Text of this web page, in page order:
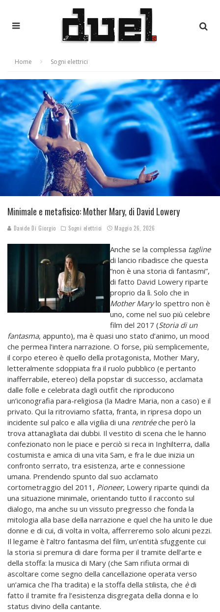
Home Sogni elettrici
Minimale e metafisico: Mother Mary, di David Lowery
Davide Di Giorgio Sogni elettrici Maggio 26, 2026
Anche se la complessa tagline
di lancio ribadisce che questa
“non è una storia di fantasmi”,
di fatto David Lowery riparte
proprio da lì. Solo che in
Mother Marylo spettro non è
uno, come nel suo più celebre
film del 2017 (Storia di un
fantasma, appunto), ma è quasi uno stato d’animo, un mood
che permea l’intera narrazione. O forse, più semplicemente,
il corpo etereo è quello della protagonista, Mother Mary,
letteralmente sdoppiata fra il ruolo pubblico (e pertanto
inafferrabile, etereo) della popstar di successo, acclamata
dalle folle e celebrata dagli outfit che riproducono
un’iconografia para-religiosa (la Madre Maria, non a caso) e il
privato. Qui la ritroviamo sfatta, franta, in ripresa dopo un
incidente sul palco e alla vigilia di una rentréeche però la
trova attanagliata dai dubbi. Il vestito di scena che le hanno
confezionato non le piace e perciò si reca in Inghilterra, dalla
costumista e amica di una vita Sam, e fra le due inizia un
confronto serrato, tra esistenza, arte e connessione
umana. Prendendo spunto dal suo acclamato
cortometraggio del 2011, Pioneer, Lowery riparte quindi da
una situazione minimale, orientando tutto il racconto sul
dialogo, ma anche su un vissuto pregresso che fonda la
mitologia alla base della narrazione e quel che ha unito le due
donne e di cui, di volta in volta, afferreremo solo alcuni pezzi.
Il legame è l’altro fantasma del film, un’entità sfuggente cui
la storia si premura di dare forma per il tramite dell’arte e
della stoffa: la musica di Mary (che Sam rifiuta ormai di
ascoltare come segno della cancellazione operata verso
un’amica che l’ha tradita) e la stoffa della stilista, che èdi
fatto il tramite fra l’esistenza disgregata della donna e lo
status divino della cantante.